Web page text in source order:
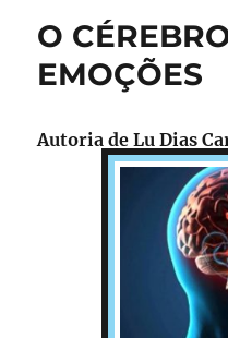
O
EMOÇÕES
Autoria de Lu Dias